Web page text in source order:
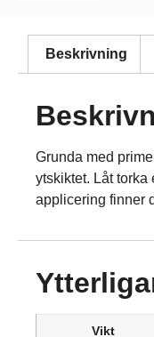
Beskrivning
Grunda med
ytskiktet. Låt torka
applicering finner
Vikt